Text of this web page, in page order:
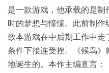
是一款游戏，他承载的是
时的梦想与憧憬。此前制
致本游戏在中后期工作中
条件下接连受挫。《候鸟
地诞生的。本作主编直言